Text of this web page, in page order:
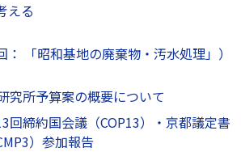
える
「昭和基地の廃棄物・汚水処理」）
究所予算案の概要について
回締約国会議（COP13）・京都議定書
）参加報告